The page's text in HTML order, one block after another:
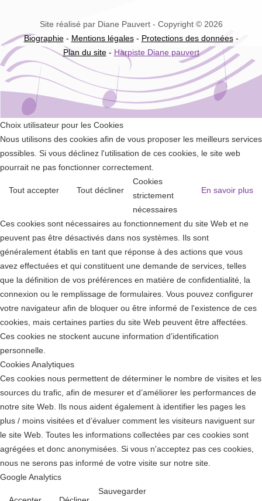
Site réalisé par Diane Pauvert - Copyright © 2026
Biographie- Mentions légales- Protections des données-
Plan du site- Harpiste Diane pauvert
Choix utilisateur pour les Cookies
Nous utilisons des cookies afin de vous proposer les meilleurs services
possibles. Si vous déclinez l'utilisation de ces cookies, le site web
pourrait ne pas fonctionner correctement.
Tout accepter Tout décliner En savoir plus
Cookies
strictement
nécessaires
Ces cookies sont nécessaires au fonctionnement du site Web et ne
peuvent pas être désactivés dans nos systèmes. Ils sont
généralement établis en tant que réponse à des actions que vous
avez effectuées et qui constituent une demande de services, telles
que la définition de vos préférences en matière de confidentialité, la
connexion ou le remplissage de formulaires. Vous pouvez configurer
votre navigateur afin de bloquer ou être informé de l'existence de ces
cookies, mais certaines parties du site Web peuvent être affectées.
Ces cookies ne stockent aucune information d’identification
personnelle.
Cookies Analytiques
Ces cookies nous permettent de déterminer le nombre de visites et les
sources du trafic, afin de mesurer et d’améliorer les performances de
notre site Web. Ils nous aident également à identifier les pages les
plus / moins visitées et d’évaluer comment les visiteurs naviguent sur
le site Web. Toutes les informations collectées par ces cookies sont
agrégées et donc anonymisées. Si vous n'acceptez pas ces cookies,
nous ne serons pas informé de votre visite sur notre site.
Google Analytics
Sauvegarder